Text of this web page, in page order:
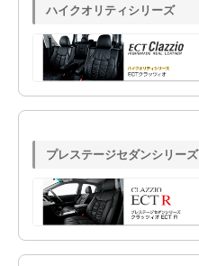
ハイクオリティシリーズ
プレステージセダンシリーズ